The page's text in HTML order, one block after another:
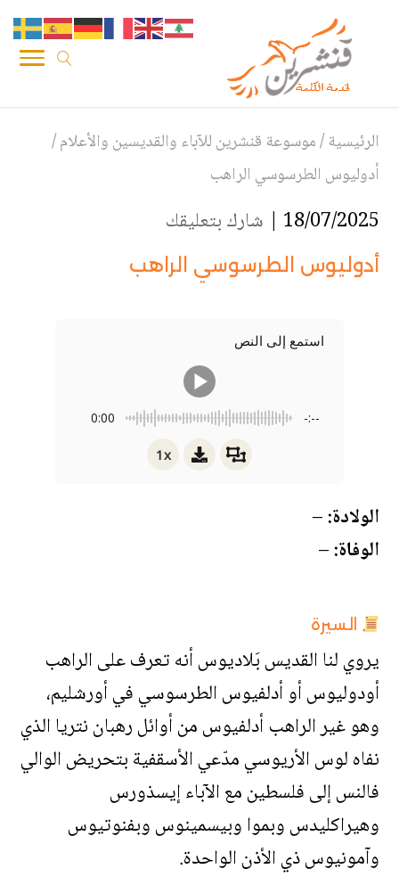
الرئيسية/موسوعة قنشرين للآباء والقديسين والأعلام/
أدوليوس الطرسوسي الراهب
18/07/2025 | شارك بتعليقك
أدوليوس الطرسوسي الراهب
استمع إلى النص
0:00 -:--
1x
الولادة:–
الوفاة:–
السيرة
يروي لنا القديس بَلاديوس أنه تعرف على الراهب
أودوليوس أو أدلفيوس الطرسوسي في أورشليم،
وهو غير الراهب أدلفيوس من أوائل رهبان نتريا الذي
نفاه لوس الأريوسي مدّعي الأسقفية بتحريض الوالي
فالنس إلى فلسطين مع الآباء إيسذورس
وهيراكليدس وبموا وبيسمينوس وبفنوتيوس
وآمونيوس ذي الأذن الواحدة.